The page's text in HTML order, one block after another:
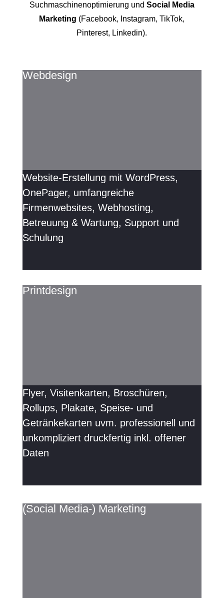
Suchmaschinenoptimierung und Social Media
Marketing (Facebook, Instagram, TikTok,
Pinterest, Linkedin).
Webdesign
Website-Erstellung mit WordPress,
OnePager, umfangreiche
Firmenwebsites, Webhosting,
Betreuung & Wartung, Support und
Schulung
Printdesign
Flyer, Visitenkarten, Broschüren,
Rollups, Plakate, Speise- und
Getränkekarten uvm. professionell und
unkompliziert druckfertig inkl. offener
Daten
(Social Media-) Marketing